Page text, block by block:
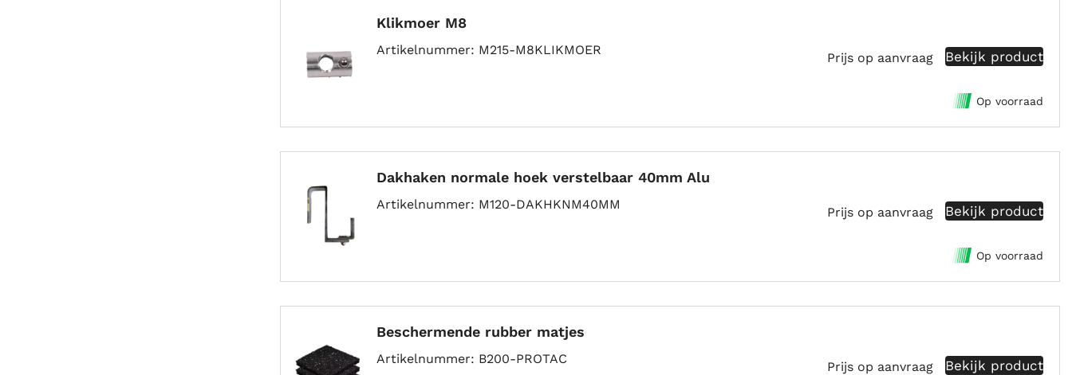
Klikmoer M8
Artikelnummer M215-M8KLIKMOER
Prijs op aanvraag Bekijk product
Op voorraad
Dakhaken normale hoek verstelbaar 40mm Alu
Artikelnummer M120-DAKHKNM40MM
Prijs op aanvraag Bekijk product
Op voorraad
Beschermende rubber matjes
Artikelnummer B200-PROTAC
Prijs op aanvraag Bekijk product